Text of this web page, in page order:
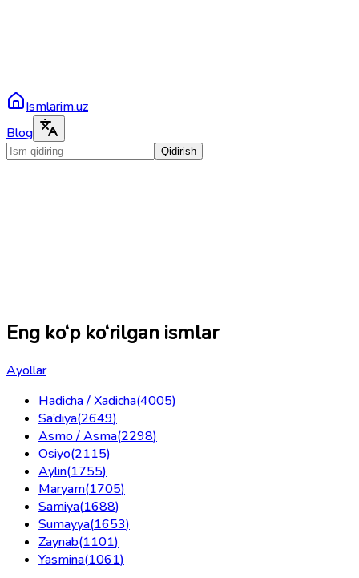
Ismlarim.uz
Blog
Qidirish
Eng ko‘p ko‘rilgan ismlar
Ayollar
Hadicha / Xadicha(4005)
Sa’diya(2649)
Asmo / Asma(2298)
Osiyo(2115)
Aylin(1755)
Maryam(1705)
Samiya(1688)
Sumayya(1653)
Zaynab(1101)
Yasmina(1061)